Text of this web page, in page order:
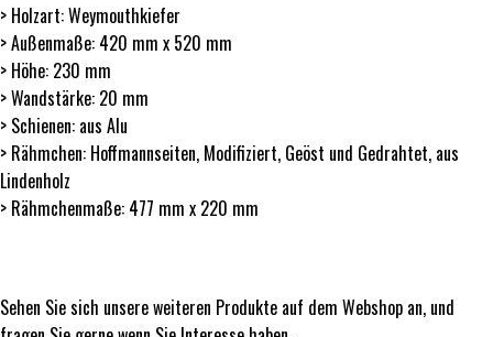
> Holzart: Weymouthkiefer
> Außenmaße: 420 mm x 520 mm
> Höhe: 230 mm
> Wandstärke: 20 mm
> Schienen: aus Alu
> Rähmchen: Hoffmannseiten, Modifiziert, Geöst und Gedrahtet, aus
Lindenholz
> Rähmchenmaße: 477 mm x 220 mm
Sehen Sie sich unsere weiteren Produkte auf dem Webshop an, und